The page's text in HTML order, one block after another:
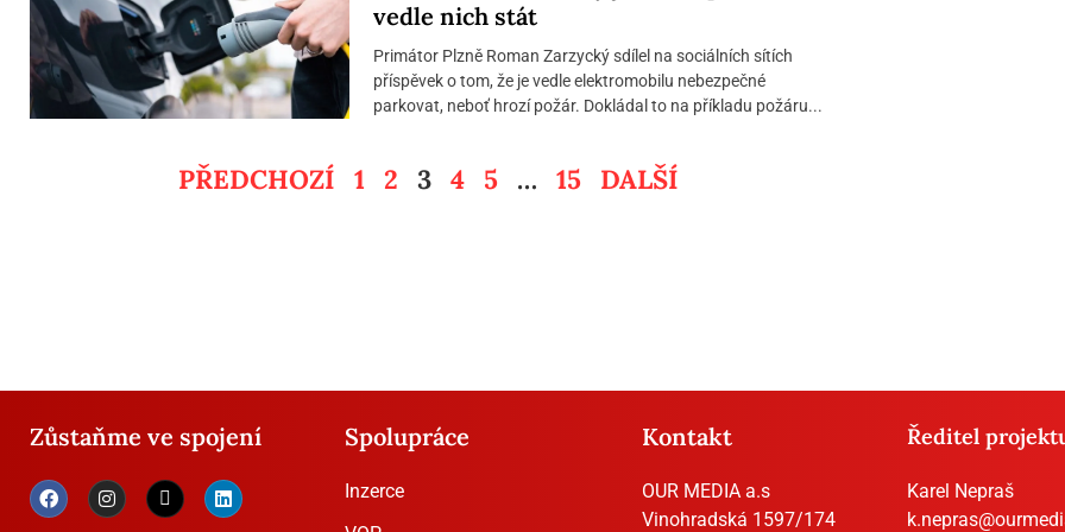
vedle nich stát
Primátor Plzně Roman Zarzycký sdílel na sociálních sítích
příspěvek o tom, že je vedle elektromobilu nebezpečné
parkovat, neboť hrozí požár. Dokládal to na příkladu požáru...
PŘEDCHOZÍ 1 2 3 4 5 … 15 DALŠÍ
Zůstaňme ve spojení Spolupráce
Inzerce
Kontakt
OUR MEDIA a.s
Vinohradská 1597/174
Ředitel
Karel Nepraš